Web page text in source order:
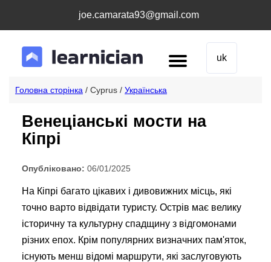
joe.camarata93@gmail.com
uk
Головна сторінка / Cyprus / Українська
Венеціанські мости на
Кіпрі
Опубліковано: 06/01/2025
На Кіпрі багато цікавих і дивовижних місць, які
точно варто відвідати туристу. Острів має велику
історичну та культурну спадщину з відгомонами
різних епох. Крім популярних визначних пам'яток,
існують менш відомі маршрути, які заслуговують